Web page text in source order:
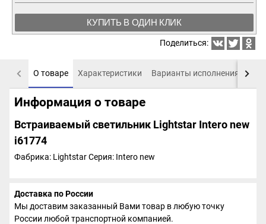
КУПИТЬ В ОДИН КЛИК
Поделиться:
О товаре Характеристики Варианты исполнения
Информация о товаре
Встраиваемый светильник Lightstar Intero new
i61774
Фабрика: LightstarСерия: Intero new
Доставка по России
Мы доставим заказанный Вами товар в любую точку
России любой транспортной компанией.